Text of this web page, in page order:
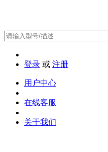
登录 或 注册
用户中心
在线客服
关于我们